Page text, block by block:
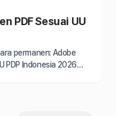
PDF Sesuai UU
permanen: Adobe
PDP Indonesia 2026